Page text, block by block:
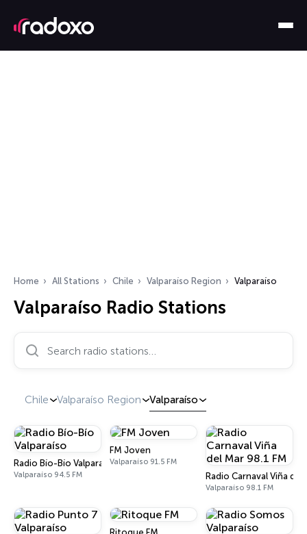
Home All Stations Chile Valparaíso Region Valparaíso
Valparaíso Radio Stations
Search radio stations…
Chile Valparaíso Region Valparaíso
Radio Bío-Bío Valparaíso
Valparaíso 94.5 FM
FM Joven
Valparaíso 91.5 FM
Radio Carnaval Viña del
Valparaíso 98.1 FM